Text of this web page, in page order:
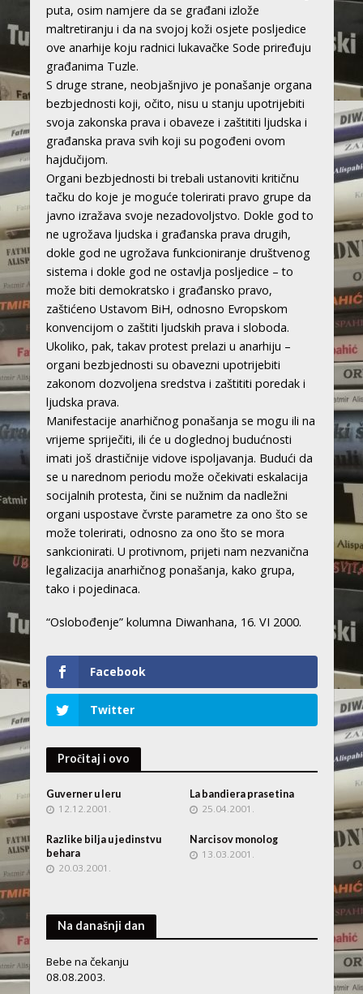
puta, osim namjere da se građani izlože
maltretiranju i da na svojoj koži osjete posljedice
ove anarhije koju radnici lukavačke Sode priređuju
građanima Tuzle.
S druge strane, neobjašnjivo je ponašanje organa
bezbjednosti koji, očito, nisu u stanju upotrijebiti
svoja zakonska prava i obaveze i zaštititi ljudska i
građanska prava svih koji su pogođeni ovom
hajdučijom.
Organi bezbjednosti bi trebali ustanoviti kritičnu
tačku do koje je moguće tolerirati pravo grupe da
javno izražava svoje nezadovoljstvo. Dokle god to
ne ugrožava ljudska i građanska prava drugih,
dokle god ne ugrožava funkcioniranje društvenog
sistema i dokle god ne ostavlja posljedice – to
može biti demokratsko i građansko pravo,
zaštićeno Ustavom BiH, odnosno Evropskom
konvencijom o zaštiti ljudskih prava i sloboda.
Ukoliko, pak, takav protest prelazi u anarhiju –
organi bezbjednosti su obavezni upotrijebiti
zakonom dozvoljena sredstva i zaštititi poredak i
ljudska prava.
Manifestacije anarhičnog ponašanja se mogu ili na
vrijeme spriječiti, ili će u doglednoj budućnosti
imati još drastičnije vidove ispoljavanja. Budući da
se u narednom periodu može očekivati eskalacija
socijalnih protesta, čini se nužnim da nadležni
organi uspostave čvrste parametre za ono što se
može tolerirati, odnosno za ono što se mora
sankcionirati. U protivnom, prijeti nam nezvanična
legalizacija anarhičnog ponašanja, kako grupa,
tako i pojedinaca.
“Oslobođenje” kolumna Diwanhana, 16. VI 2000.
Facebook
Twitter
Pročitaj i ovo
Guverner u leru
12.12.2001.
La bandiera prasetina
25.04.2001.
Razlike bilja u jedinstvu
behara
20.03.2001.
Narcisov monolog
13.03.2001.
Na današnji dan
Bebe na čekanju
08.08.2003.